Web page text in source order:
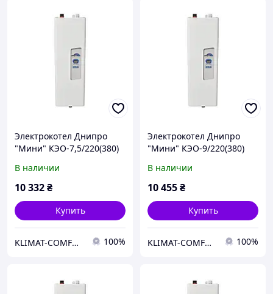
Электрокотел Днипро
"Мини" КЭО-7,5/220(380)
В наличии
10 332₴
Купить
KLIMAT-COMFORT 100%
Электрокотел Днипро
"Мини" КЭО-9/220(380)
В наличии
10 455₴
Купить
KLIMAT-COMFORT 100%